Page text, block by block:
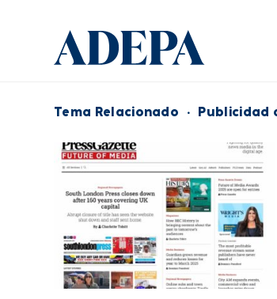
Tema Relacionado · Publicidad